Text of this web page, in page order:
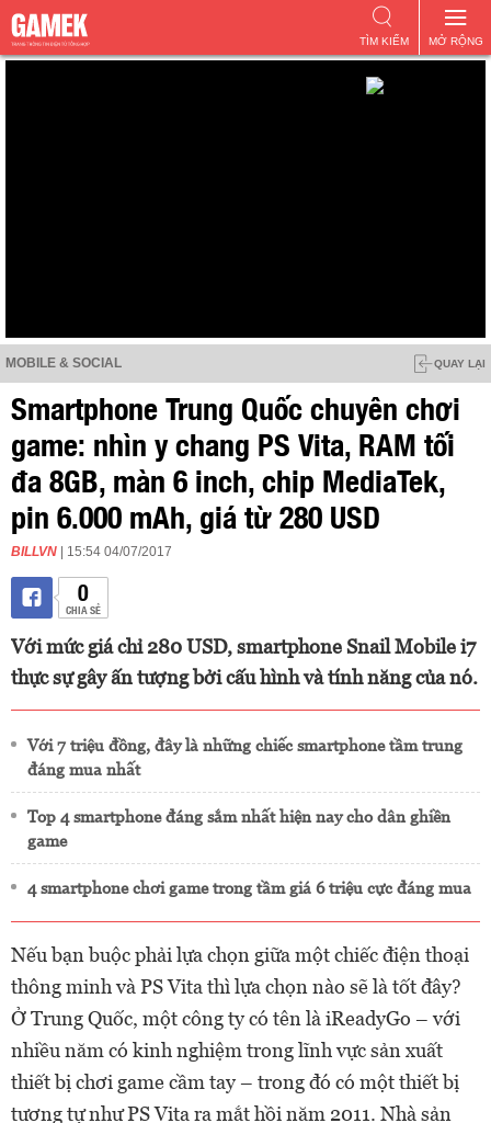
MỞ RỘNG
TÌM KIẾM
MOBILE & SOCIAL QUAY LẠI
Smartphone Trung Quốc chuyên chơi
game: nhìn y chang PS Vita, RAM tối
đa 8GB, màn 6 inch, chip MediaTek,
pin 6.000 mAh, giá từ 280 USD
BILLVN | 15:54 04/07/2017
0
CHIA SẺ
Với mức giá chỉ 280 USD, smartphone Snail Mobile i7
thực sự gây ấn tượng bởi cấu hình và tính năng của nó.
Với 7 triệu đồng, đây là những chiếc smartphone tầm trung
đáng mua nhất
Top 4 smartphone đáng sắm nhất hiện nay cho dân ghiền
game
4 smartphone chơi game trong tầm giá 6 triệu cực đáng mua
Nếu bạn buộc phải lựa chọn giữa một chiếc điện thoại
thông minh và PS Vita thì lựa chọn nào sẽ là tốt đây?
Ở Trung Quốc, một công ty có tên là iReadyGo – với
nhiều năm có kinh nghiệm trong lĩnh vực sản xuất
thiết bị chơi game cầm tay – trong đó có một thiết bị
tương tự như PS Vita ra mắt hồi năm 2011. Nhà sản